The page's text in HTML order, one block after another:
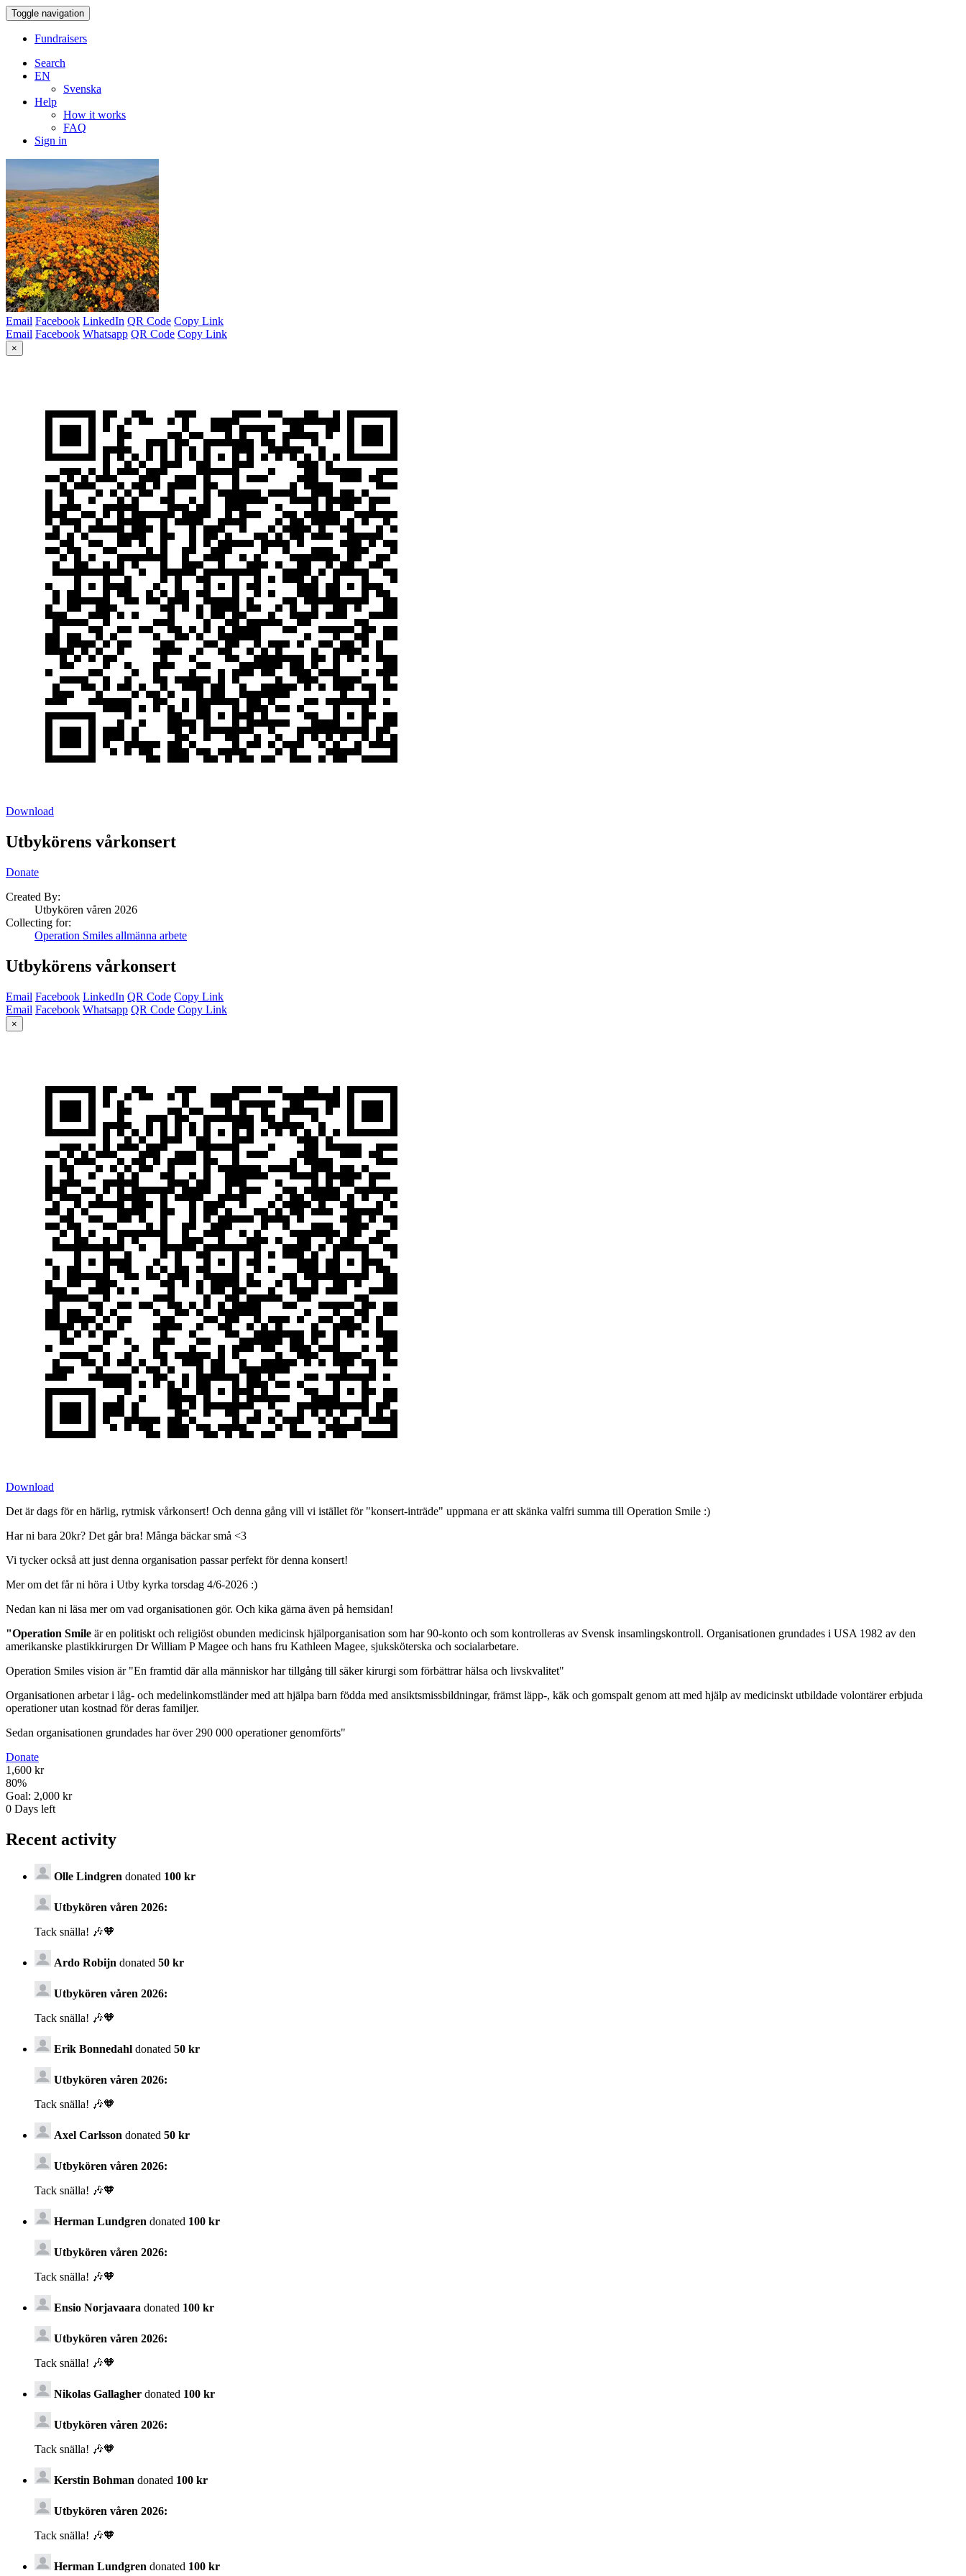
Toggle navigation
Fundraisers
Search
EN
Svenska
Help
How it works
FAQ
Sign in
Email Facebook LinkedIn QR Code Copy Link
Email Facebook Whatsapp QR Code Copy Link
×
Download
Utbykörens vårkonsert
Donate
Created By:
Utbykören våren 2026
Collecting for:
Operation Smiles allmänna arbete
Utbykörens vårkonsert
Email Facebook LinkedIn QR Code Copy Link
Email Facebook Whatsapp QR Code Copy Link
×
Download
Det är dags för en härlig, rytmisk vårkonsert! Och denna gång vill vi istället för "konsert-inträde" uppmana er att skänka valfri summa till Operation Smile :)
Har ni bara 20kr? Det går bra! Många bäckar små <3
Vi tycker också att just denna organisation passar perfekt för denna konsert!
Mer om det får ni höra i Utby kyrka torsdag 4/6-2026 :)
Nedan kan ni läsa mer om vad organisationen gör. Och kika gärna även på hemsidan!
"Operation Smile är en politiskt och religiöst obunden medicinsk hjälporganisation som har 90-konto och som kontrolleras av Svensk insamlingskontroll. Organisationen grundades i USA 1982 av den
amerikanske plastikkirurgen Dr William P Magee och hans fru Kathleen Magee, sjuksköterska och socialarbetare.
Operation Smiles vision är "En framtid där alla människor har tillgång till säker kirurgi som förbättrar hälsa och livskvalitet"
Organisationen arbetar i låg- och medelinkomstländer med att hjälpa barn födda med ansiktsmissbildningar, främst läpp-, käk och gomspalt genom att med hjälp av medicinskt utbildade volontärer erbjuda
operationer utan kostnad för deras familjer.
Sedan organisationen grundades har över 290 000 operationer genomförts"
Donate
1,600 kr
80%
Goal: 2,000 kr
0 Days left
Recent activity
Olle Lindgren donated 100 kr
Utbykören våren 2026:
Tack snälla! 🎶🧡
Ardo Robijn donated 50 kr
Utbykören våren 2026:
Tack snälla! 🎶🧡
Erik Bonnedahl donated 50 kr
Utbykören våren 2026:
Tack snälla! 🎶🧡
Axel Carlsson donated 50 kr
Utbykören våren 2026:
Tack snälla! 🎶🧡
Herman Lundgren donated 100 kr
Utbykören våren 2026:
Tack snälla! 🎶🧡
Ensio Norjavaara donated 100 kr
Utbykören våren 2026:
Tack snälla! 🎶🧡
Nikolas Gallagher donated 100 kr
Utbykören våren 2026:
Tack snälla! 🎶🧡
Kerstin Bohman donated 100 kr
Utbykören våren 2026:
Tack snälla! 🎶🧡
Herman Lundgren donated 100 kr